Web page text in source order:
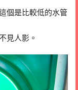
個是比較低的水管
見人影。